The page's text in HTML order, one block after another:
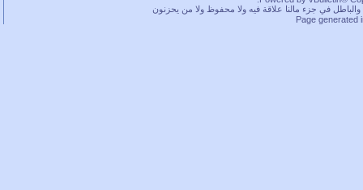
في جزء مالنا علاقة فيه ولا محفوظ ولا من يحزنون
Page generated